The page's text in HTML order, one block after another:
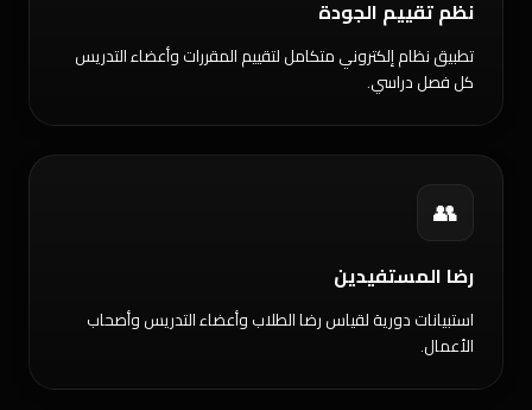
نظم تقييم الجودة
تطبيق نظام إلكتروني متكامل لتقييم المقررات وأعضاء التدريس
كل فصل دراسي.
👥
رضا المستفيدين
استبيانات دورية لقياس رضا الطلاب وأعضاء التدريس وأصحاب
الأعمال.